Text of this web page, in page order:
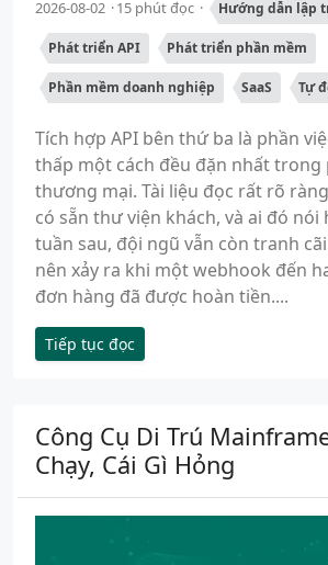
2026-08-02 15 phút đọc Hướng dẫn lập
Phát triển API Phát triển phần mềm
Phần mềm doanh nghiệp SaaS Tự
Tích hợp API bên thứ ba là phần
thấp một cách đều đặn nhất trong
thương mại. Tài liệu đọc rất rõ
có sẵn thư viện khách, và ai đó nói
tuần sau, đội ngũ vẫn còn tranh
nên xảy ra khi một webhook đến
đơn hàng đã được hoàn tiền....
Tiếp tục đọc
Công Cụ Di Trú
Chạy, Cái Gì Hỏng